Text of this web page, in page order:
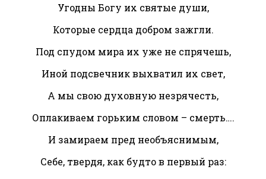
Угодны Богу их святые души,
Которые сердца добром зажгли.
Под спудом мира их уже не спрячешь,
Иной подсвечник выхватил их свет,
А мы свою духовную незрячесть,
Оплакиваем горьким словом – смерть….
И замираем пред необъяснимым,
Себе, твердя, как будто в первый раз: